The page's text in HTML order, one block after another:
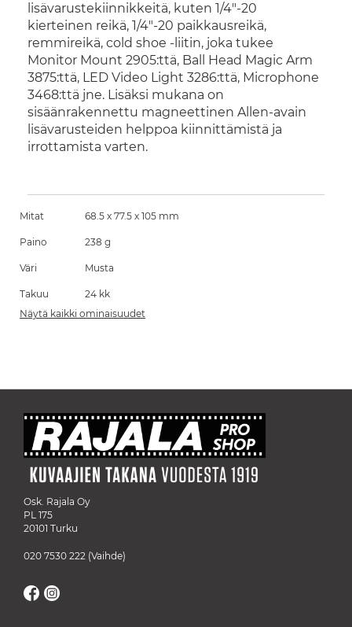
lisävarustekiinnikkeitä, kuten 1/4"-20
kierteinen reikä, 1/4"-20 paikkausreikä,
remmireikä, cold shoe -liitin, joka tukee
Monitor Mount 2905:ttä, Ball Head Magic Arm
3875:ttä, LED Video Light 3286:ttä, Microphone
3468:ttä jne. Lisäksi mukana on
sisäänrakennettu magneettinen Allen-avain
lisävarusteiden helppoa kiinnittämistä ja
irrottamista varten.
Mitat 68.5 x 77.5 x 105 mm
Paino 238 g
Väri Musta
Takuu
24 kk
Näytä kaikki ominaisuudet
Osk. Rajala Oy
PL 175
20101 Turku
020 7530 222 (Vaihde)